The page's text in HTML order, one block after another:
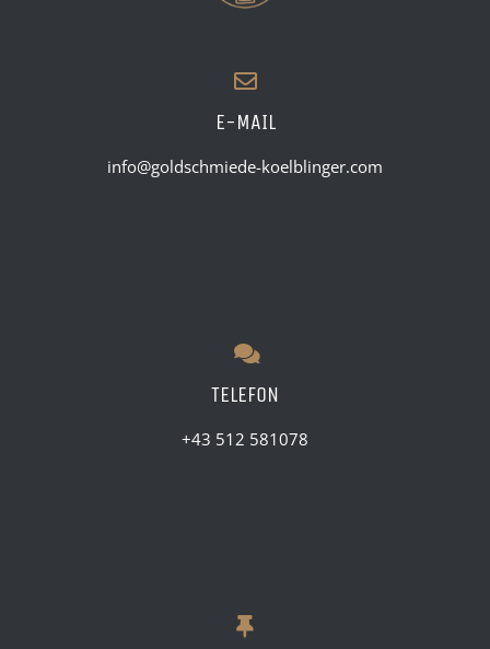
E-MAIL
info@goldschmiede-koelblinger.com
TELEFON
+43 512 581078